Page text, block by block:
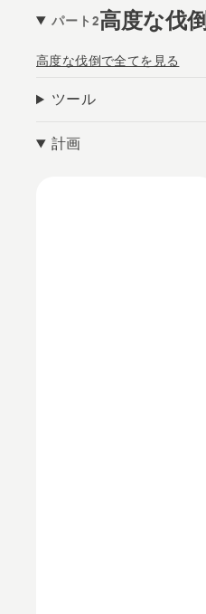
パート2高度な伐倒
高度な伐倒で全てを見る
ツール
計画